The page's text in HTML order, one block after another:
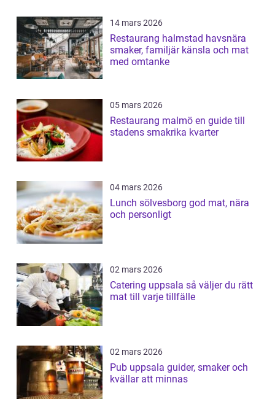
14 mars 2026
Restaurang halmstad havsnära
smaker, familjär känsla och mat
med omtanke
05 mars 2026
Restaurang malmö en guide till
stadens smakrika kvarter
04 mars 2026
Lunch sölvesborg god mat, nära
och personligt
02 mars 2026
Catering uppsala så väljer du rätt
mat till varje tillfälle
02 mars 2026
Pub uppsala guider, smaker och
kvällar att minnas